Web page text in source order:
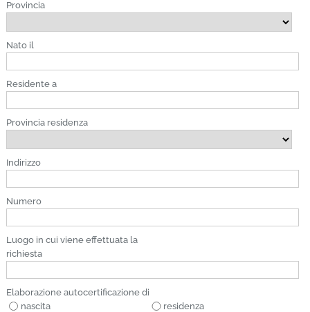
Provincia
Nato il
Residente a
Provincia residenza
Indirizzo
Numero
Luogo in cui viene effettuata la
richiesta
Elaborazione autocertificazione di
nascita
residenza